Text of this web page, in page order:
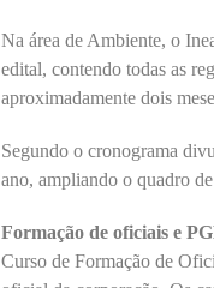
Na área de Ambiente, o
edital, contendo todas as
aproximadamente dois
Segundo o cronograma
ano, ampliando o quadro
Formação de oficiais e
Curso de Formação de